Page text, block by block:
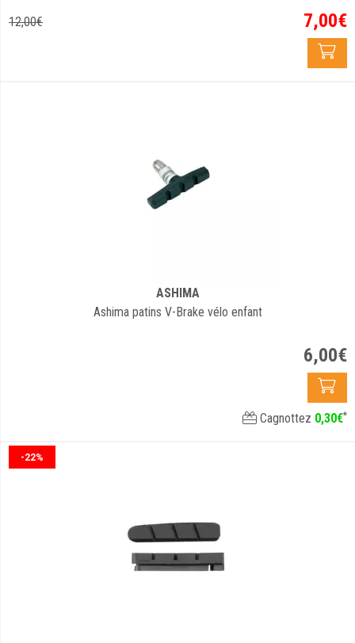
12,00€ 7,00€
ASHIMA
Ashima patins V-Brake vélo enfant
6,00€
Cagnottez 0,30€*
-22%